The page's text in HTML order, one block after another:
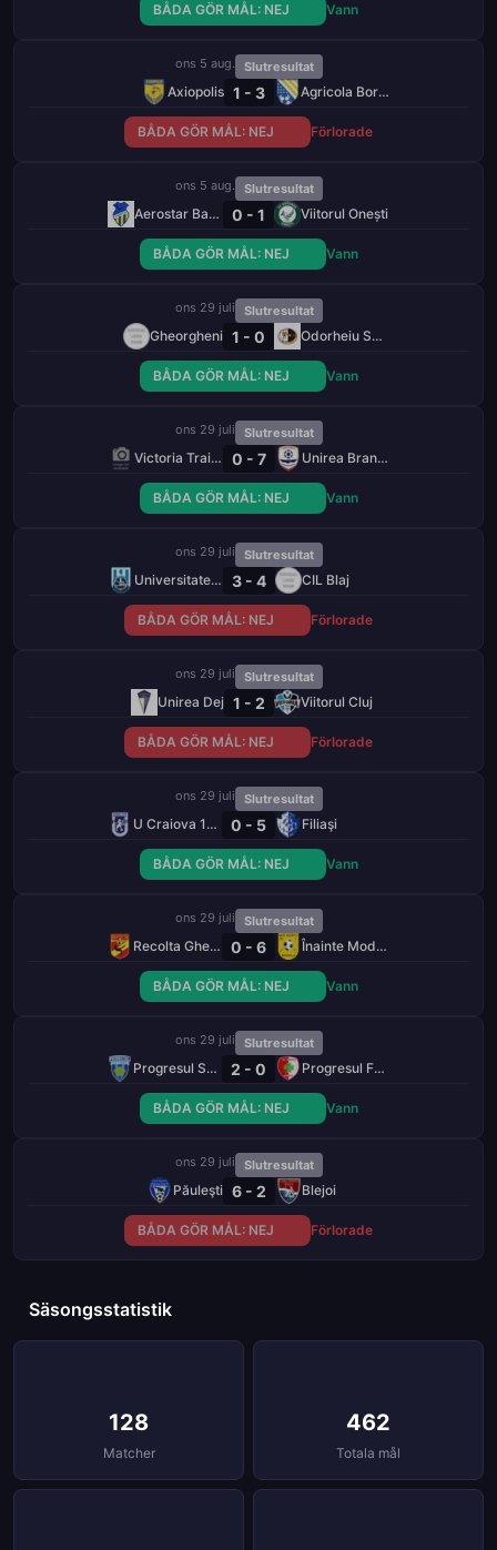
BÅDA GÖR MÅL: NEJ Vann
ons 5 aug. Slutresultat
Axiopolis 1 - 3 Agricola Borcea
BÅDA GÖR MÅL: NEJ Förlorade
ons 5 aug. Slutresultat
Aerostar Bacău 0 - 1 Viitorul Onești
BÅDA GÖR MÅL: NEJ Vann
ons 29 juli Slutresultat
Gheorgheni 1 - 0 Odorheiu Secuiesc
BÅDA GÖR MÅL: NEJ Vann
ons 29 juli Slutresultat
Victoria Traian 0 - 7 Unirea Braniştea
BÅDA GÖR MÅL: NEJ Vann
ons 29 juli Slutresultat
Universitatea Alba Iulia 3 - 4 CIL Blaj
BÅDA GÖR MÅL: NEJ Förlorade
ons 29 juli Slutresultat
Unirea Dej 1 - 2 Viitorul Cluj
BÅDA GÖR MÅL: NEJ Förlorade
ons 29 juli Slutresultat
U Craiova 1948 0 - 5 Filiaşi
BÅDA GÖR MÅL: NEJ Vann
ons 29 juli Slutresultat
Recolta Gheorghe Doja 0 - 6 Înainte Modelu
BÅDA GÖR MÅL: NEJ Vann
ons 29 juli Slutresultat
Progresul Spartac 2 - 0 Progresul Fundulea
BÅDA GÖR MÅL: NEJ Vann
ons 29 juli Slutresultat
Păuleşti 6 - 2 Blejoi
BÅDA GÖR MÅL: NEJ Förlorade
Säsongsstatistik
128
Matcher
462
Totala mål